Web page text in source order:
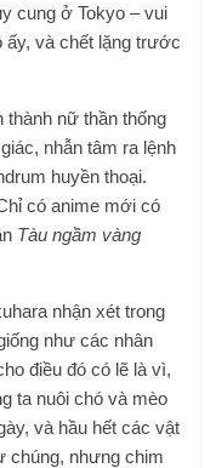
cung ở Tokyo – vui
và chết lặng trước
thành nữ thần thống
nhẫn tâm ra lệnh
huyền thoại.
có anime mới có
Tàu ngầm vàng
nhận xét trong
như các nhân
điều đó có lẽ là vì,
ta nuôi chó và mèo
và hầu hết các vật
chúng, nhưng chim